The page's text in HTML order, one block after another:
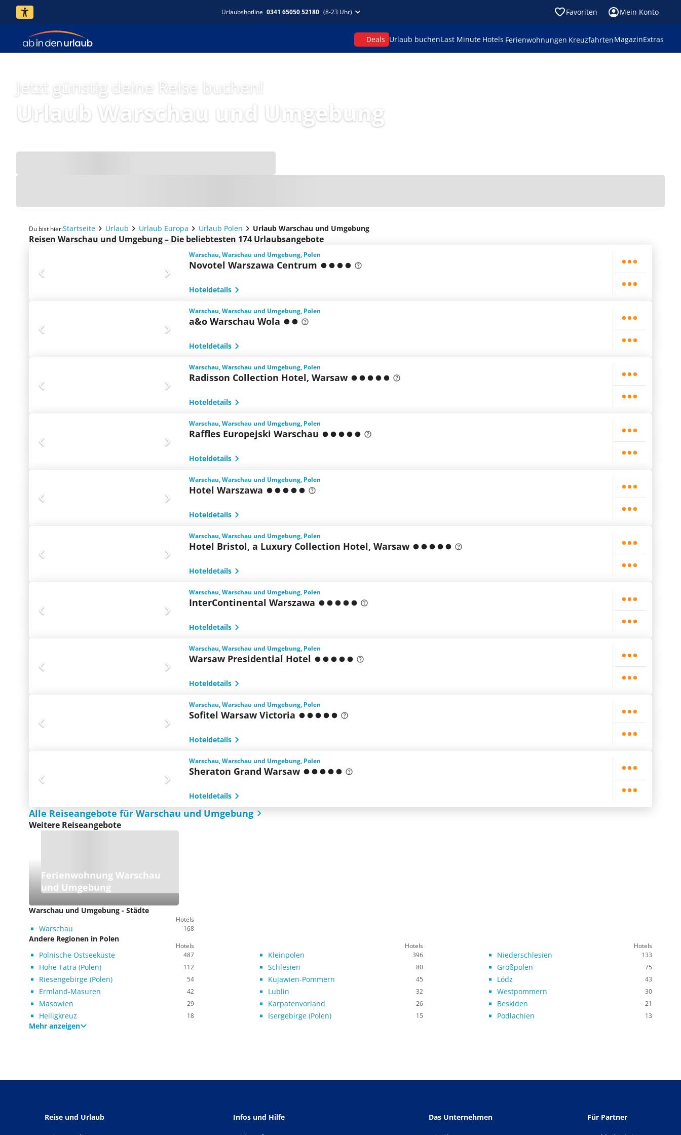
Urlaubshotline 0341 65050 52180 (8-23 Uhr) Favoriten Mein Konto
Deals Urlaub buchenLast Minute Hotels Ferienwohnungen KreuzfahrtenMagazinExtras
Jetzt günstig deine Reise buchen!
Urlaub Warschau und Umgebung
Du bist hier:Startseite Urlaub Urlaub Europa Urlaub Polen Urlaub Warschau und Umgebung
Reisen Warschau und Umgebung – Die beliebtesten 174 Urlaubsangebote
Warschau, Warschau und Umgebung, Polen
Novotel Warszawa Centrum
Hoteldetails
Warschau, Warschau und Umgebung, Polen
a&o Warschau Wola
Hoteldetails
Warschau, Warschau und Umgebung, Polen
Radisson Collection Hotel, Warsaw
Hoteldetails
Warschau, Warschau und Umgebung, Polen
Raffles Europejski Warschau
Hoteldetails
Warschau, Warschau und Umgebung, Polen
Hotel Warszawa
Hoteldetails
Warschau, Warschau und Umgebung, Polen
Hotel Bristol, a Luxury Collection Hotel, Warsaw
Hoteldetails
Warschau, Warschau und Umgebung, Polen
InterContinental Warszawa
Hoteldetails
Warschau, Warschau und Umgebung, Polen
Warsaw Presidential Hotel
Hoteldetails
Warschau, Warschau und Umgebung, Polen
Sofitel Warsaw Victoria
Hoteldetails
Warschau, Warschau und Umgebung, Polen
Sheraton Grand Warsaw
Hoteldetails
Alle Reiseangebote für Warschau und Umgebung
Weitere Reiseangebote
Ferienwohnung Warschau
und Umgebung
Warschau und Umgebung - Städte
Hotels
Warschau 168
Andere Regionen in Polen
Hotels Hotels Hotels
Polnische Ostseeküste 487 Kleinpolen 396 Niederschlesien 133
Hohe Tatra (Polen) 112 Schlesien 80 Großpolen 75
Riesengebirge (Polen) 54 Kujawien-Pommern 45 Lódz 43
Ermland-Masuren 42 Lublin 32 Westpommern 30
Masowien 29 Karpatenvorland 26 Beskiden 21
Heiligkreuz 18 Isergebirge (Polen) 15 Podlachien 13
Mehr anzeigen
Reise und Urlaub Infos und Hilfe Das Unternehmen Für Partner